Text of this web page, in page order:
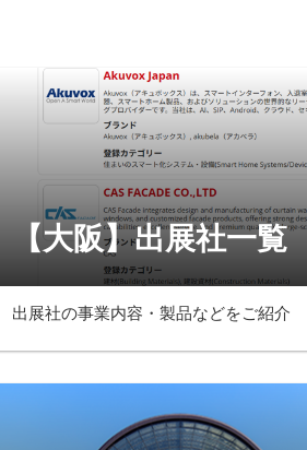
【大阪】出展社一覧
出展社の事業内容・製品などをご紹介